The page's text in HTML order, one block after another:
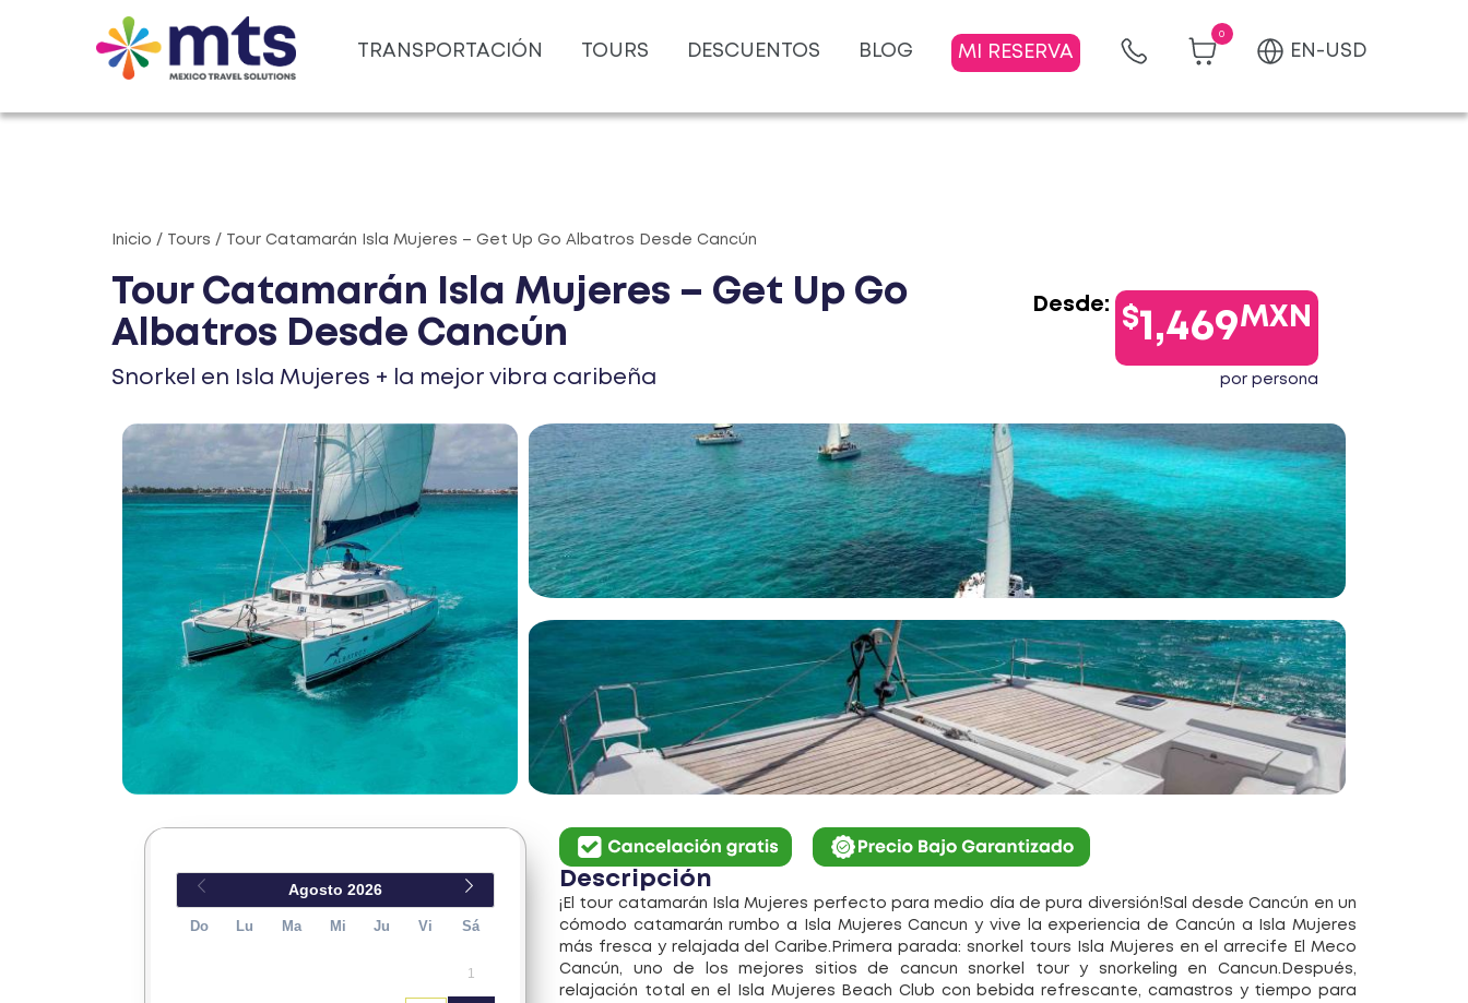
TRANSPORTACIÓN TOURS DESCUENTOS BLOG MI RESERVA
0
EN-USD
Inicio / Tours / Tour Catamarán Isla Mujeres – Get Up Go Albatros Desde Cancún
Tour Catamarán Isla Mujeres – Get Up Go
Albatros Desde Cancún
Snorkel en Isla Mujeres + la mejor vibra caribeña
Desde: $1,469MXN
por persona
Agosto 2026
Do Lu Ma Mi Ju Vi Sá
1
Descripción
¡El tour catamarán Isla Mujeres perfecto para medio día de pura diversión!Sal desde Cancún en un
cómodo catamarán rumbo a Isla Mujeres Cancun y vive la experiencia de Cancún a Isla Mujeres
más fresca y relajada del Caribe.Primera parada: snorkel tours Isla Mujeres en el arrecife El Meco
Cancún, uno de los mejores sitios de cancun snorkel tour y snorkeling en Cancun.Después,
relajación total en el Isla Mujeres Beach Club con bebida refrescante, camastros y tiempo para